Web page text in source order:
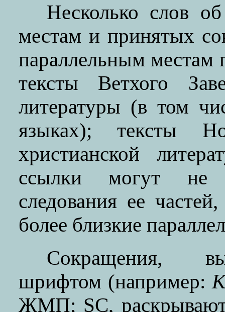
Несколько слов
местам и принятых
параллельным
тексты Ветхого
литературы (в том
языках); тексты
христианской
ссылки могут не
следования ее
более близкие
Сокращения,
шрифтом (например:
ЖМП; SС,